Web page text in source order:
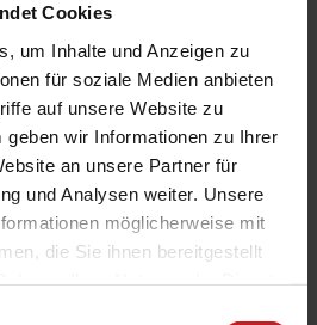
Cookies
um Inhalte und Anzeigen zu
für soziale Medien anbieten
auf unsere Website zu
geben wir Informationen zu Ihrer
an unsere Partner für
und Analysen weiter. Unsere
möglicherweise mit
die Sie ihnen bereitgestellt
Griff, Griffleiste,
mit Seil
Fenster, Dachfenster,